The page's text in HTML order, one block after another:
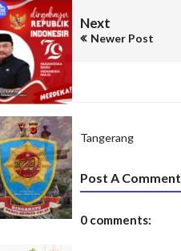
Next
Newer Post
Tangerang
Post A
0 comments: